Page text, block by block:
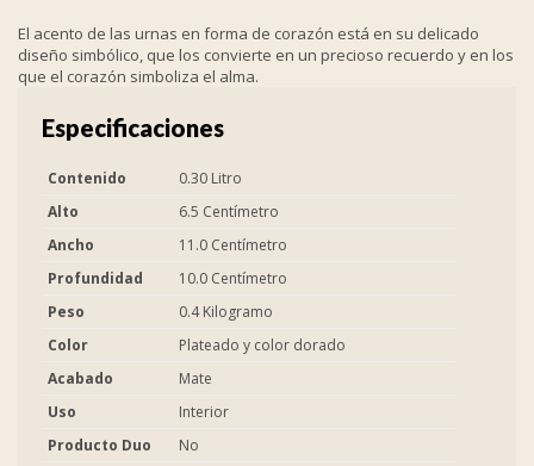
El acento de las urnas en forma de corazón está en su delicado
diseño simbólico, que los convierte en un precioso recuerdo y en los
que el corazón simboliza el alma.
Especificaciones
Contenido
0.30 Litro
Alto
6.5 Centímetro
Ancho
11.0 Centímetro
Profundidad
10.0 Centímetro
Peso
0.4 Kilogramo
Color
Plateado y color dorado
Acabado
Mate
Uso
Interior
Producto Duo
No